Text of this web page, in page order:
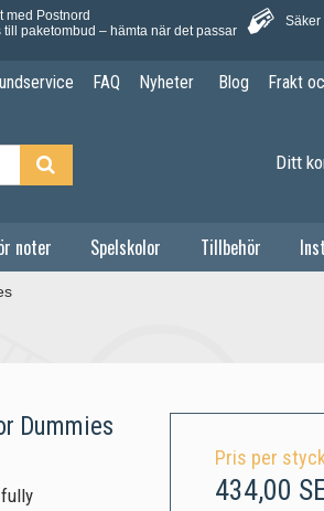
med Postnord
till paketombud – hämta när det passar
Säker
FAQ Nyheter Blog Frakt
Ditt
noter Spelskolor Tillbehör
Dummies
Pris per
434,00